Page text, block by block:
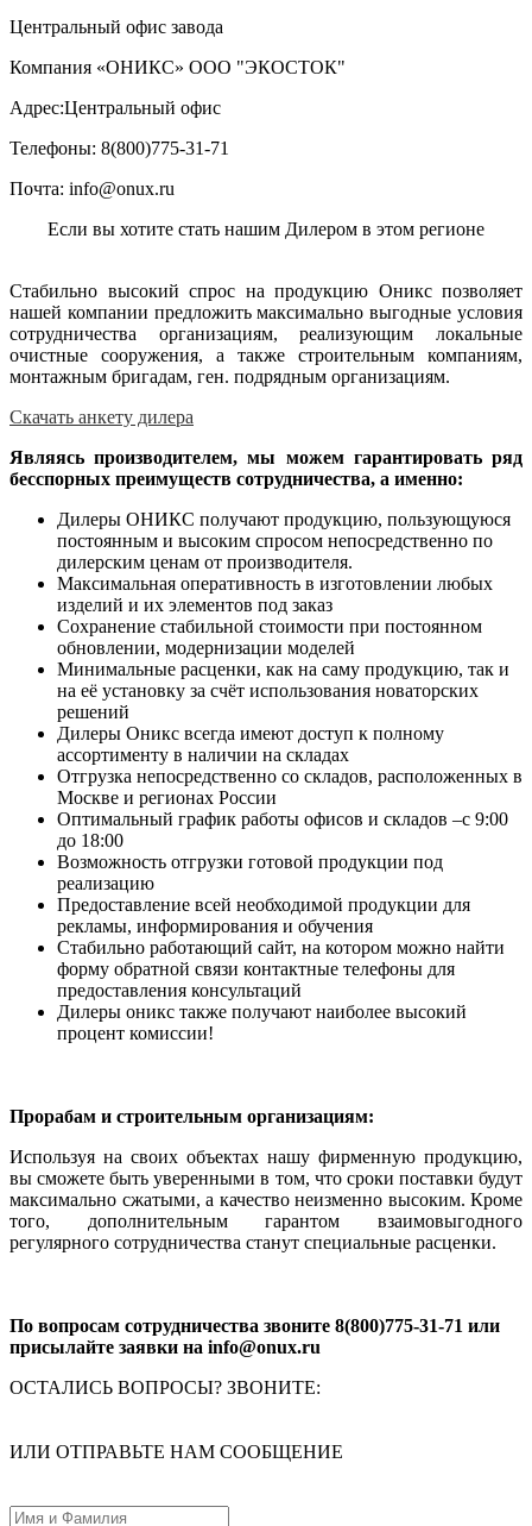
Центральный офис завода
Компания «ОНИКС» ООО "ЭКОСТОК"
Адрес:Центральный офис
Телефоны: 8(800)775-31-71
Почта: info@onux.ru
Если вы хотите стать нашим Дилером в этом регионе
Стабильно высокий спрос на продукцию Оникс позволяет
нашей компании предложить максимально выгодные условия
сотрудничества организациям, реализующим локальные
очистные сооружения, а также строительным компаниям,
монтажным бригадам, ген. подрядным организациям.
Скачать анкету дилера
Являясь производителем, мы можем гарантировать ряд
бесспорных преимуществ сотрудничества, а именно:
Дилеры ОНИКС получают продукцию, пользующуюся
постоянным и высоким спросом непосредственно по
дилерским ценам от производителя.
Максимальная оперативность в изготовлении любых
изделий и их элементов под заказ
Сохранение стабильной стоимости при постоянном
обновлении, модернизации моделей
Минимальные расценки, как на саму продукцию, так и
на её установку за счёт использования новаторских
решений
Дилеры Оникс всегда имеют доступ к полному
ассортименту в наличии на складах
Отгрузка непосредственно со складов, расположенных в
Москве и регионах России
Оптимальный график работы офисов и складов –с 9:00
до 18:00
Возможность отгрузки готовой продукции под
реализацию
Предоставление всей необходимой продукции для
рекламы, информирования и обучения
Стабильно работающий сайт, на котором можно найти
форму обратной связи контактные телефоны для
предоставления консультаций
Дилеры оникс также получают наиболее высокий
процент комиссии!
Прорабам и строительным организациям:
Используя на своих объектах нашу фирменную продукцию,
вы сможете быть уверенными в том, что сроки поставки будут
максимально сжатыми, а качество неизменно высоким. Кроме
того, дополнительным гарантом взаимовыгодного
регулярного сотрудничества станут специальные расценки.
По вопросам сотрудничества звоните 8(800)775-31-71 или
присылайте заявки на info@onux.ru
ОСТАЛИСЬ ВОПРОСЫ? ЗВОНИТЕ:
ИЛИ ОТПРАВЬТЕ НАМ СООБЩЕНИЕ